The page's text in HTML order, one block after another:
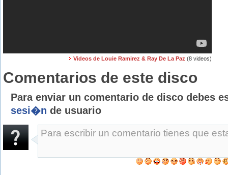
Videos de Louie Ramirez & Ray De La Paz (8 videos)
Comentarios de este disco
Para enviar un comentario de disco debes
sesi�n de usuario